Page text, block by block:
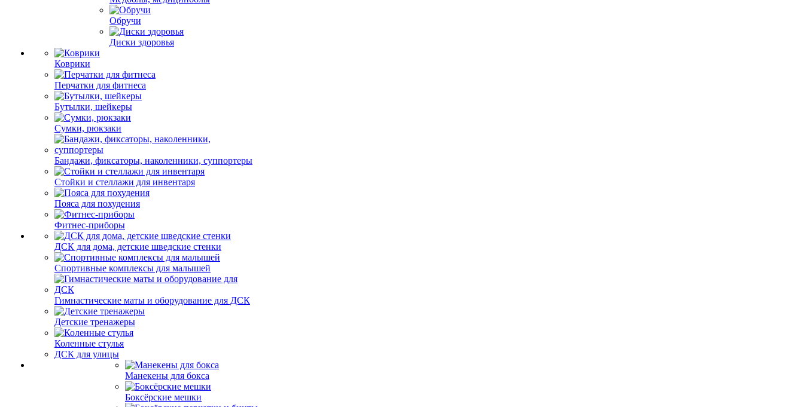
Обручи
Диски здоровья
Коврики
Перчатки для фитнеса
Бутылки, шейкеры
Сумки, рюкзаки
Бандажи, фиксаторы, наколенники, суппортеры
Стойки и стеллажи для инвентаря
Пояса для похудения
Фитнес-приборы
ДСК для дома, детские шведские стенки
Спортивные комплексы для малышей
Гимнастические маты и оборудование для ДСК
Детские тренажеры
Коленные стулья
ДСК для улицы
Манекены для бокса
Боксёрские мешки